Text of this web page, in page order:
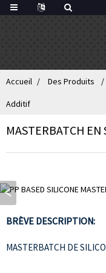
Accueil Des Produits
Additif
MASTERBATCH EN
BRÈVE DESCRIPTION:
MASTERBATCH DE